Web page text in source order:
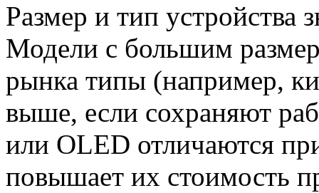
Размер и тип устройства
Модели с большим
рынка типы (например,
выше, если сохраняют
или OLED отличаются
повышает их стоимость